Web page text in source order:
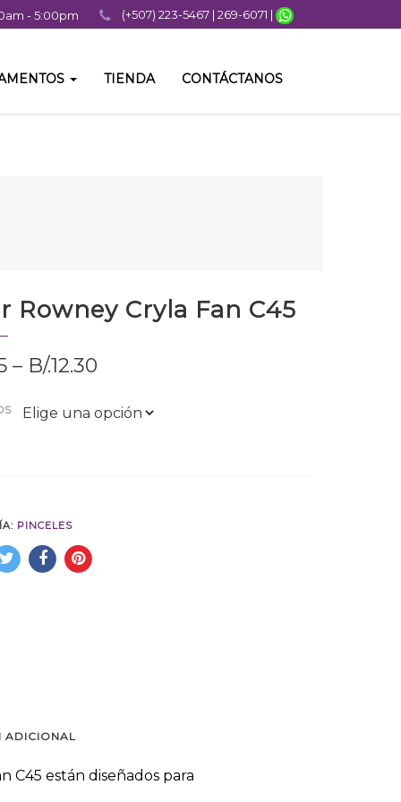
- 5:00pm (+507) 223-5467 | 269-6071 |
TIENDA CONTÁCTANOS
Rowney Cryla Fan C45
– B/.12.30
PINCELES
ADICIONAL
C45 están diseñados para